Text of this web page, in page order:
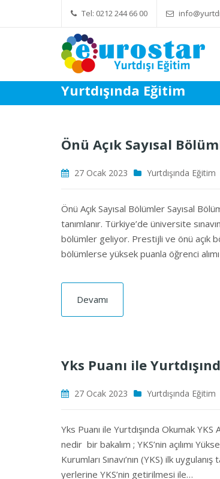
Tel: 0212 244 66 00Yök Denkliği Önemli
Yurtdışında Eğitim
Önü Açık Sayısal
27 Ocak 2023 Yurtdışında Eğitim
Önü Açık Sayısal Bölümler Sayısal
tanımlanır. Türkiye’de üniversite
bölümler geliyor. Prestijli ve önü açık
bölümlerse yüksek puanla öğrenci
Devamı
Yks Puanı ile
27 Ocak 2023 Yurtdışında Eğitim
Yks Puanı ile Yurtdışında Okumak YKS
nedir bir bakalım ; YKS’nin açılımı
Kurumları Sınavı’nın (YKS) ilk
yerlerine YKS’nin getirilmesi ile…